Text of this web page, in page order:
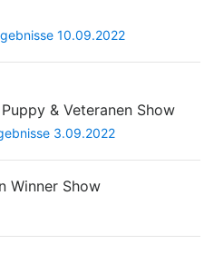
10.09.2022
& Veteranen Show
3.09.2022
Winner Show